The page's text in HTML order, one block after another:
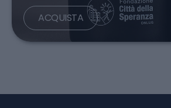
ACQUISTA